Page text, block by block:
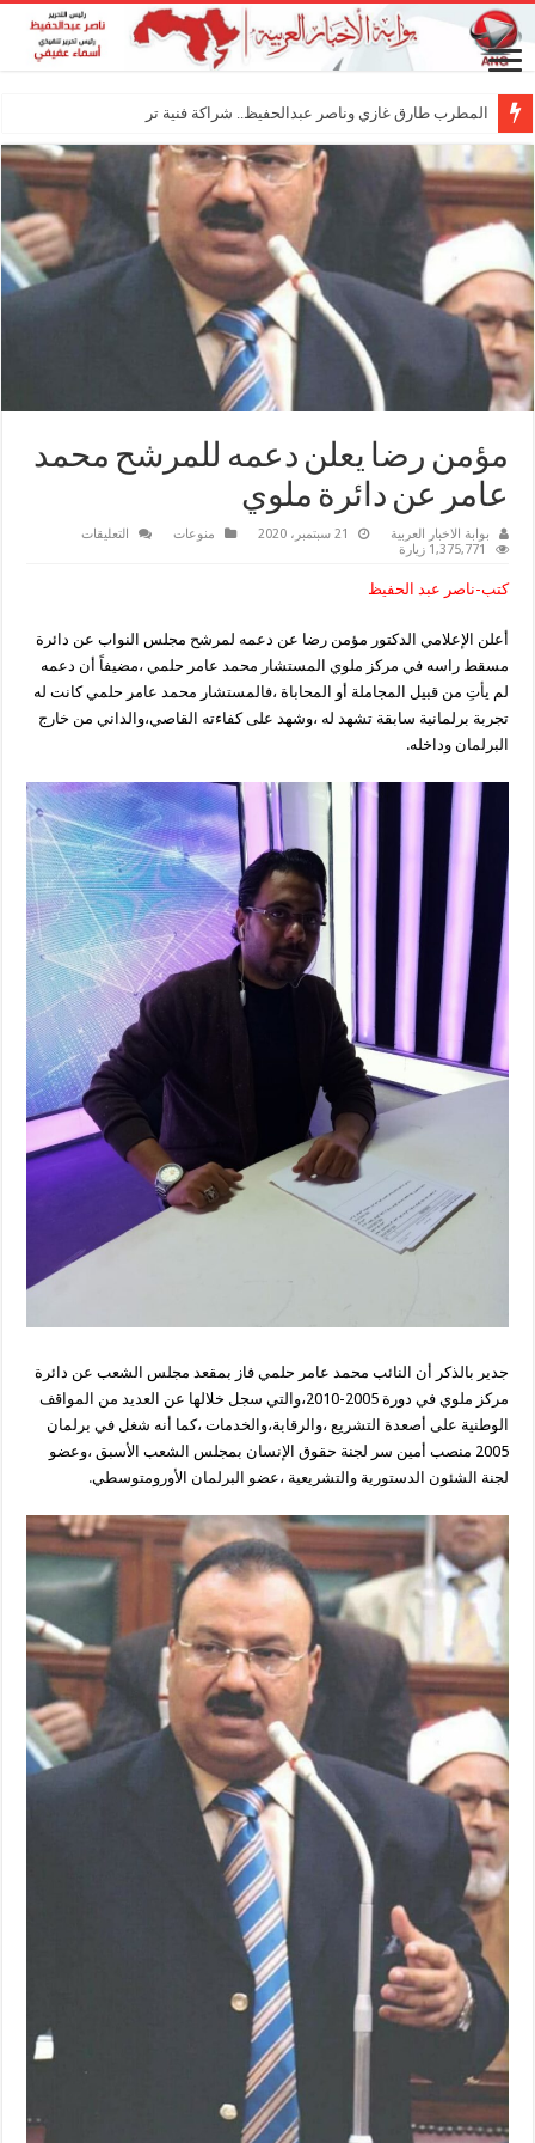
المطرب طارق غازي وناصر عبدالحفيظ.. شراكة فنية ترسم ملامح مستقبل ا
مؤمن رضا يعلن دعمه للمرشح محمد
عامر عن دائرة ملوي
بوابة الاخبار العربية 21 سبتمبر، 2020 منوعات التعليقات
عامر
دائرة
ملوي
مغلقة
1,375,771 زيارة
كتب-ناصر عبد الحفيظ
أعلن الإعلامي الدكتور مؤمن رضا عن دعمه لمرشح مجلس النواب عن دائرة
مسقط راسه في مركز ملوي المستشار محمد عامر حلمي ،مضيفاً أن دعمه
لم يأتِ من قبيل المجاملة أو المحاباة ،فالمستشار محمد عامر حلمي كانت له
تجربة برلمانية سابقة تشهد له ،وشهد على كفاءته القاصي،والداني من خارج
البرلمان وداخله.
جدير بالذكر أن النائب محمد عامر حلمي فاز بمقعد مجلس الشعب عن دائرة
مركز ملوي في دورة 2005-2010،والتي سجل خلالها عن العديد من المواقف
الوطنية على أصعدة التشريع ،والرقابة،والخدمات ،كما أنه شغل في برلمان
2005 منصب أمين سر لجنة حقوق الإنسان بمجلس الشعب الأسبق ،وعضو
لجنة الشئون الدستورية والتشريعية ،عضو البرلمان الأورومتوسطي.